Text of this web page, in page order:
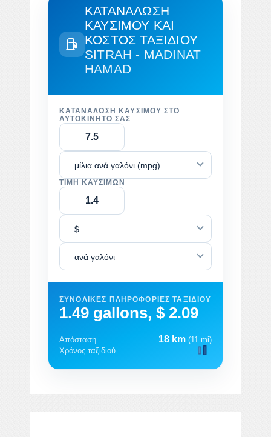
ΚΑΤΑΝΆΛΩΣΗ
ΚΑΥΣΊΜΟΥ ΚΑΙ
ΚΌΣΤΟΣ ΤΑΞΙΔΙΟΎ
SITRAH - MADINAT
HAMAD
ΚΑΤΑΝΆΛΩΣΗ ΚΑΥΣΊΜΟΥ ΣΤΟ
ΑΥΤΟΚΊΝΗΤΌ ΣΑΣ
μίλια ανά γαλόνι (mpg)
ΤΙΜΉ ΚΑΥΣΊΜΩΝ
$
ανά γαλόνι
ΣΥΝΟΛΙΚΈΣ ΠΛΗΡΟΦΟΡΊΕΣ ΤΑΞΙΔΙΟΎ
1.49 gallons, $ 2.09
Απόσταση 18 km (11 mi)
Χρόνος ταξιδιού